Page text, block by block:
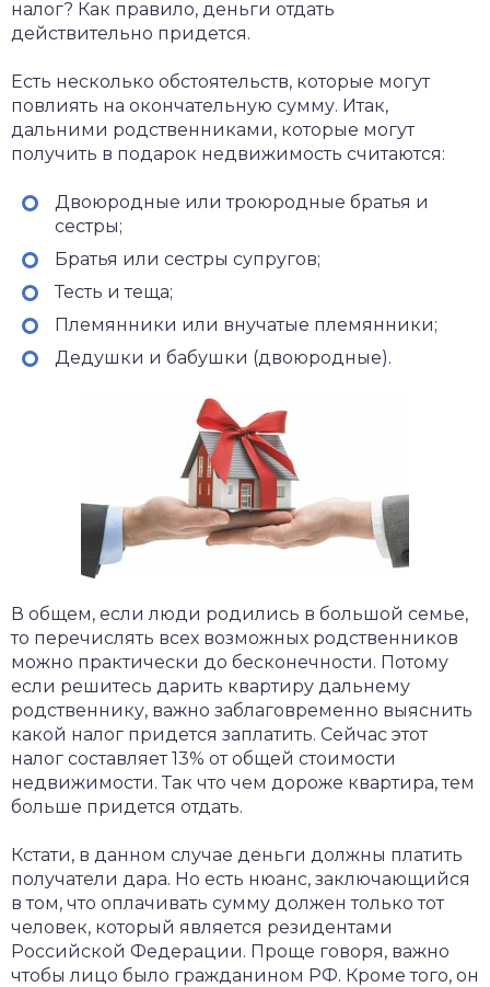
налог? Как правило, деньги отдать
действительно придется.
Есть несколько обстоятельств, которые могут
повлиять на окончательную сумму. Итак,
дальними родственниками, которые могут
получить в подарок недвижимость считаются:
Двоюродные или троюродные братья и
сестры;
Братья или сестры супругов;
Тесть и теща;
Племянники или внучатые племянники;
Дедушки и бабушки (двоюродные).
В общем, если люди родились в большой семье,
то перечислять всех возможных родственников
можно практически до бесконечности. Потому
если решитесь дарить квартиру дальнему
родственнику, важно заблаговременно выяснить
какой налог придется заплатить. Сейчас этот
налог составляет 13% от общей стоимости
недвижимости. Так что чем дороже квартира, тем
больше придется отдать.
Кстати, в данном случае деньги должны платить
получатели дара. Но есть нюанс, заключающийся
в том, что оплачивать сумму должен только тот
человек, который является резидентами
Российской Федерации. Проще говоря, важно
чтобы лицо было гражданином РФ. Кроме того, он